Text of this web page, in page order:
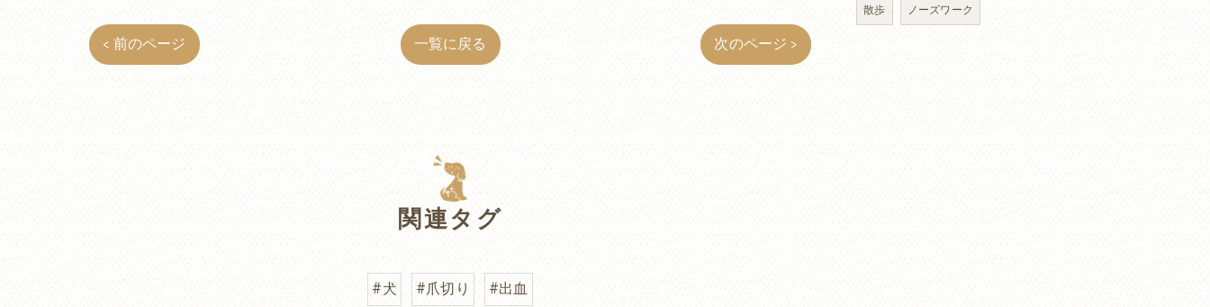
< 前のページ 一覧に戻る 次のページ >
関連タグ
#犬 #爪切り #出血
散歩
ノーズワーク